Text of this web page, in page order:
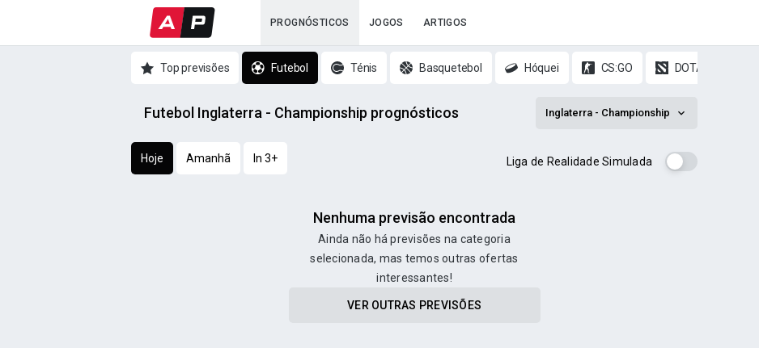
PROGNÓSTICOS JOGOS ARTIGOS
Top previsões Futebol Ténis Basquetebol Hóquei CS:GO DOTA 2
Futebol Inglaterra - Championship prognósticos Inglaterra - Championship
Hoje Amanhã In 3+ Liga de Realidade Simulada
Nenhuma previsão encontrada
Ainda não há previsões na categoria
selecionada, mas temos outras ofertas
interessantes!
VER OUTRAS PREVISÕES